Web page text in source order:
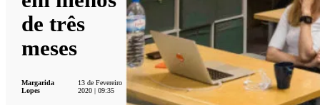
de três
meses
Margarida
Lopes
13 de Fevereiro
2020 | 09:35